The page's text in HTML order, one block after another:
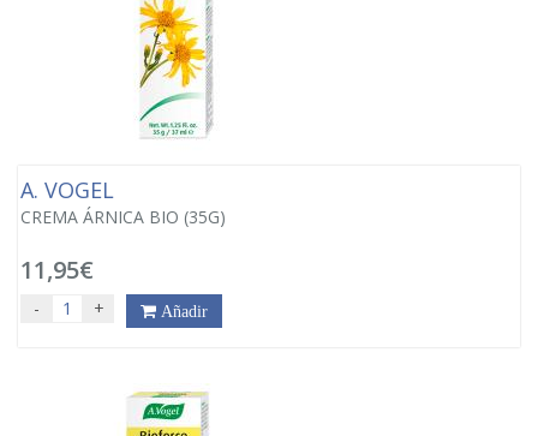
A. VOGEL
CREMA ÁRNICA BIO (35G)
11,95€
- + Añadir